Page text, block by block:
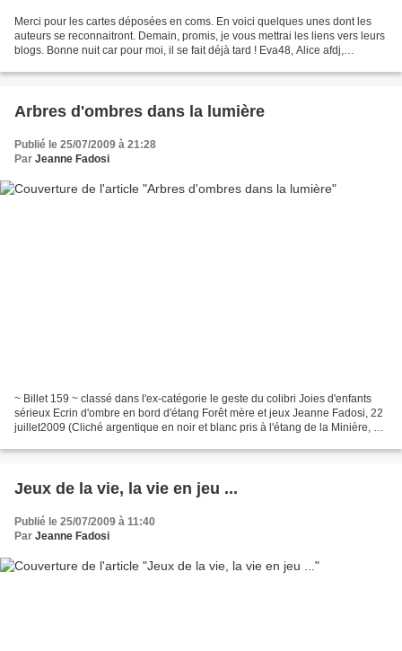
Merci pour les cartes déposées en coms. En voici quelques unes dont les
auteurs se reconnaitront. Demain, promis, je vous mettrai les liens vers leurs
blogs. Bonne nuit car pour moi, il se fait déjà tard ! Eva48, Alice afdj,
Arbres d'ombres dans la lumière
Publié le 25/07/2009 à 21:28
Par Jeanne Fadosi
~ Billet 159 ~ classé dans l'ex-catégorie le geste du colibri Joies d'enfants
sérieux Ecrin d'ombre en bord d'étang Forêt mère et jeux Jeanne Fadosi, 22
juillet2009 (Cliché argentique en noir et blanc pris à l'étang de la Minière, au
Jeux de la vie, la vie en jeu ...
Publié le 25/07/2009 à 11:40
Par Jeanne Fadosi